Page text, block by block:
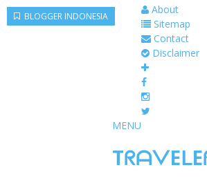
About
Sitemap
Contact
Disclaimer
MENU
BLOGGER INDONESIA